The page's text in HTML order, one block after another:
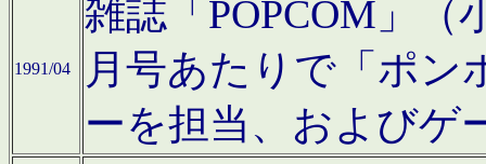
1991/04
雑誌「POPCOM」（
月号あたりで「ポン
ーを担当、およびゲ